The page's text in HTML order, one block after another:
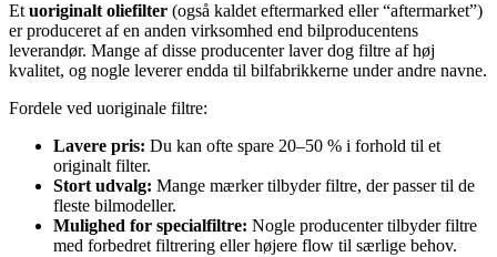
Et uoriginalt oliefilter (også kaldet eftermarked eller “aftermarket”)
er produceret af en anden virksomhed end bilproducentens
leverandør. Mange af disse producenter laver dog filtre af høj
kvalitet, og nogle leverer endda til bilfabrikkerne under andre navne.
Fordele ved uoriginale filtre:
Lavere pris: Du kan ofte spare 20–50 % i forhold til et
originalt filter.
Stort udvalg: Mange mærker tilbyder filtre, der passer til de
fleste bilmodeller.
Mulighed for specialfiltre: Nogle producenter tilbyder filtre
med forbedret filtrering eller højere flow til særlige behov.